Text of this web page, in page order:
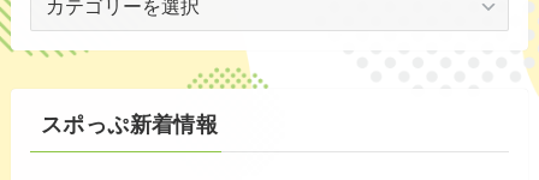
別
スポっぷ新着情報